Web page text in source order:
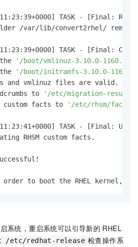
TASK - [Final:
/var/lib/convert2rhel/ removed
TASK - [Final:
the
'/boot/vmlinuz-3.10.0-
the
'/boot/initramfs-3.10.0-
and vmlinuz files are valid.
to
'/etc/migration-results'
custom facts to
'/etc/rhsm/facts/
TASK - [Final:
RHSM custom facts.
order to boot the RHEL kernel,
系统，重启系统可以引导新的 RHEL
/etc/redhat-release 检查操作系